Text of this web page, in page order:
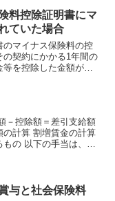
料控除証明書にマ
ていた場合
のマイナス保険料の控
の契約にかかる1年間の
を控除した金額が記
の中途で解約するな
保険...
－控除額＝差引支給額
の計算 割増賃金の計算
の 以下の手当は、割
与と社会保険料